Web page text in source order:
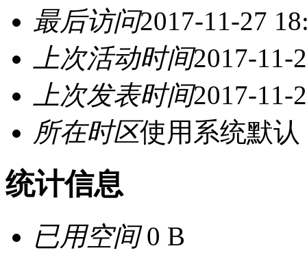
最后访问2017-11-27
上次活动时间2017-11-
上次发表时间2017-11-
所在时区使用系统默认
统计信息
已用空间0 B